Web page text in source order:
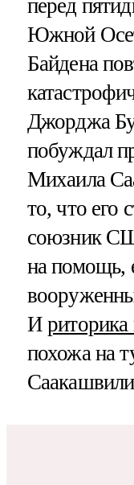
перед
Южной
Байдена
Джорджа
побуждал
Михаила
то, что его
союзник
на помощь,
И риторика
похожа на